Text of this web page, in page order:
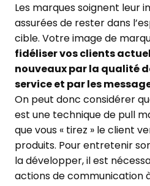
Les marques soignent leur
assurées de rester dans
cible. Votre image de
fidéliser vos clients
nouveaux par la qualité
service et par les
On peut donc considérer
est une technique de pull
que vous « tirez » le client
produits. Pour entretenir
la développer, il est
actions de communication